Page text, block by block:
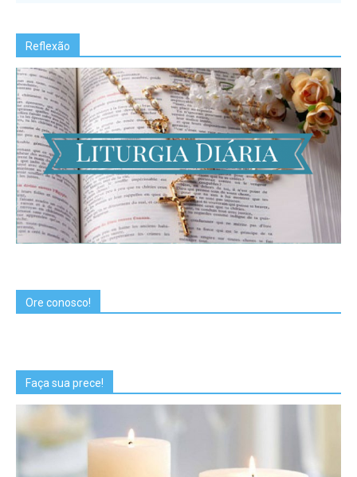
Reflexão
Ore conosco!
Faça sua prece!